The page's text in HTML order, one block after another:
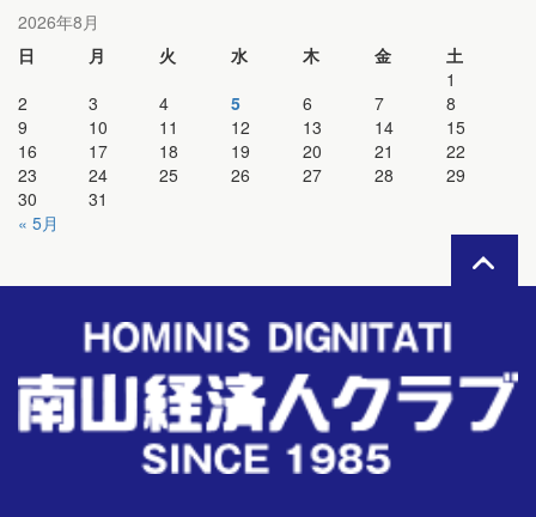
2026年8月
日
月 火 水 木 金
土
1
2
3 4 5 6 7
8
9
10 11 12 13 14
15
16
17 18 19 20 21
22
23
24 25 26 27 28
29
30
31
« 5月